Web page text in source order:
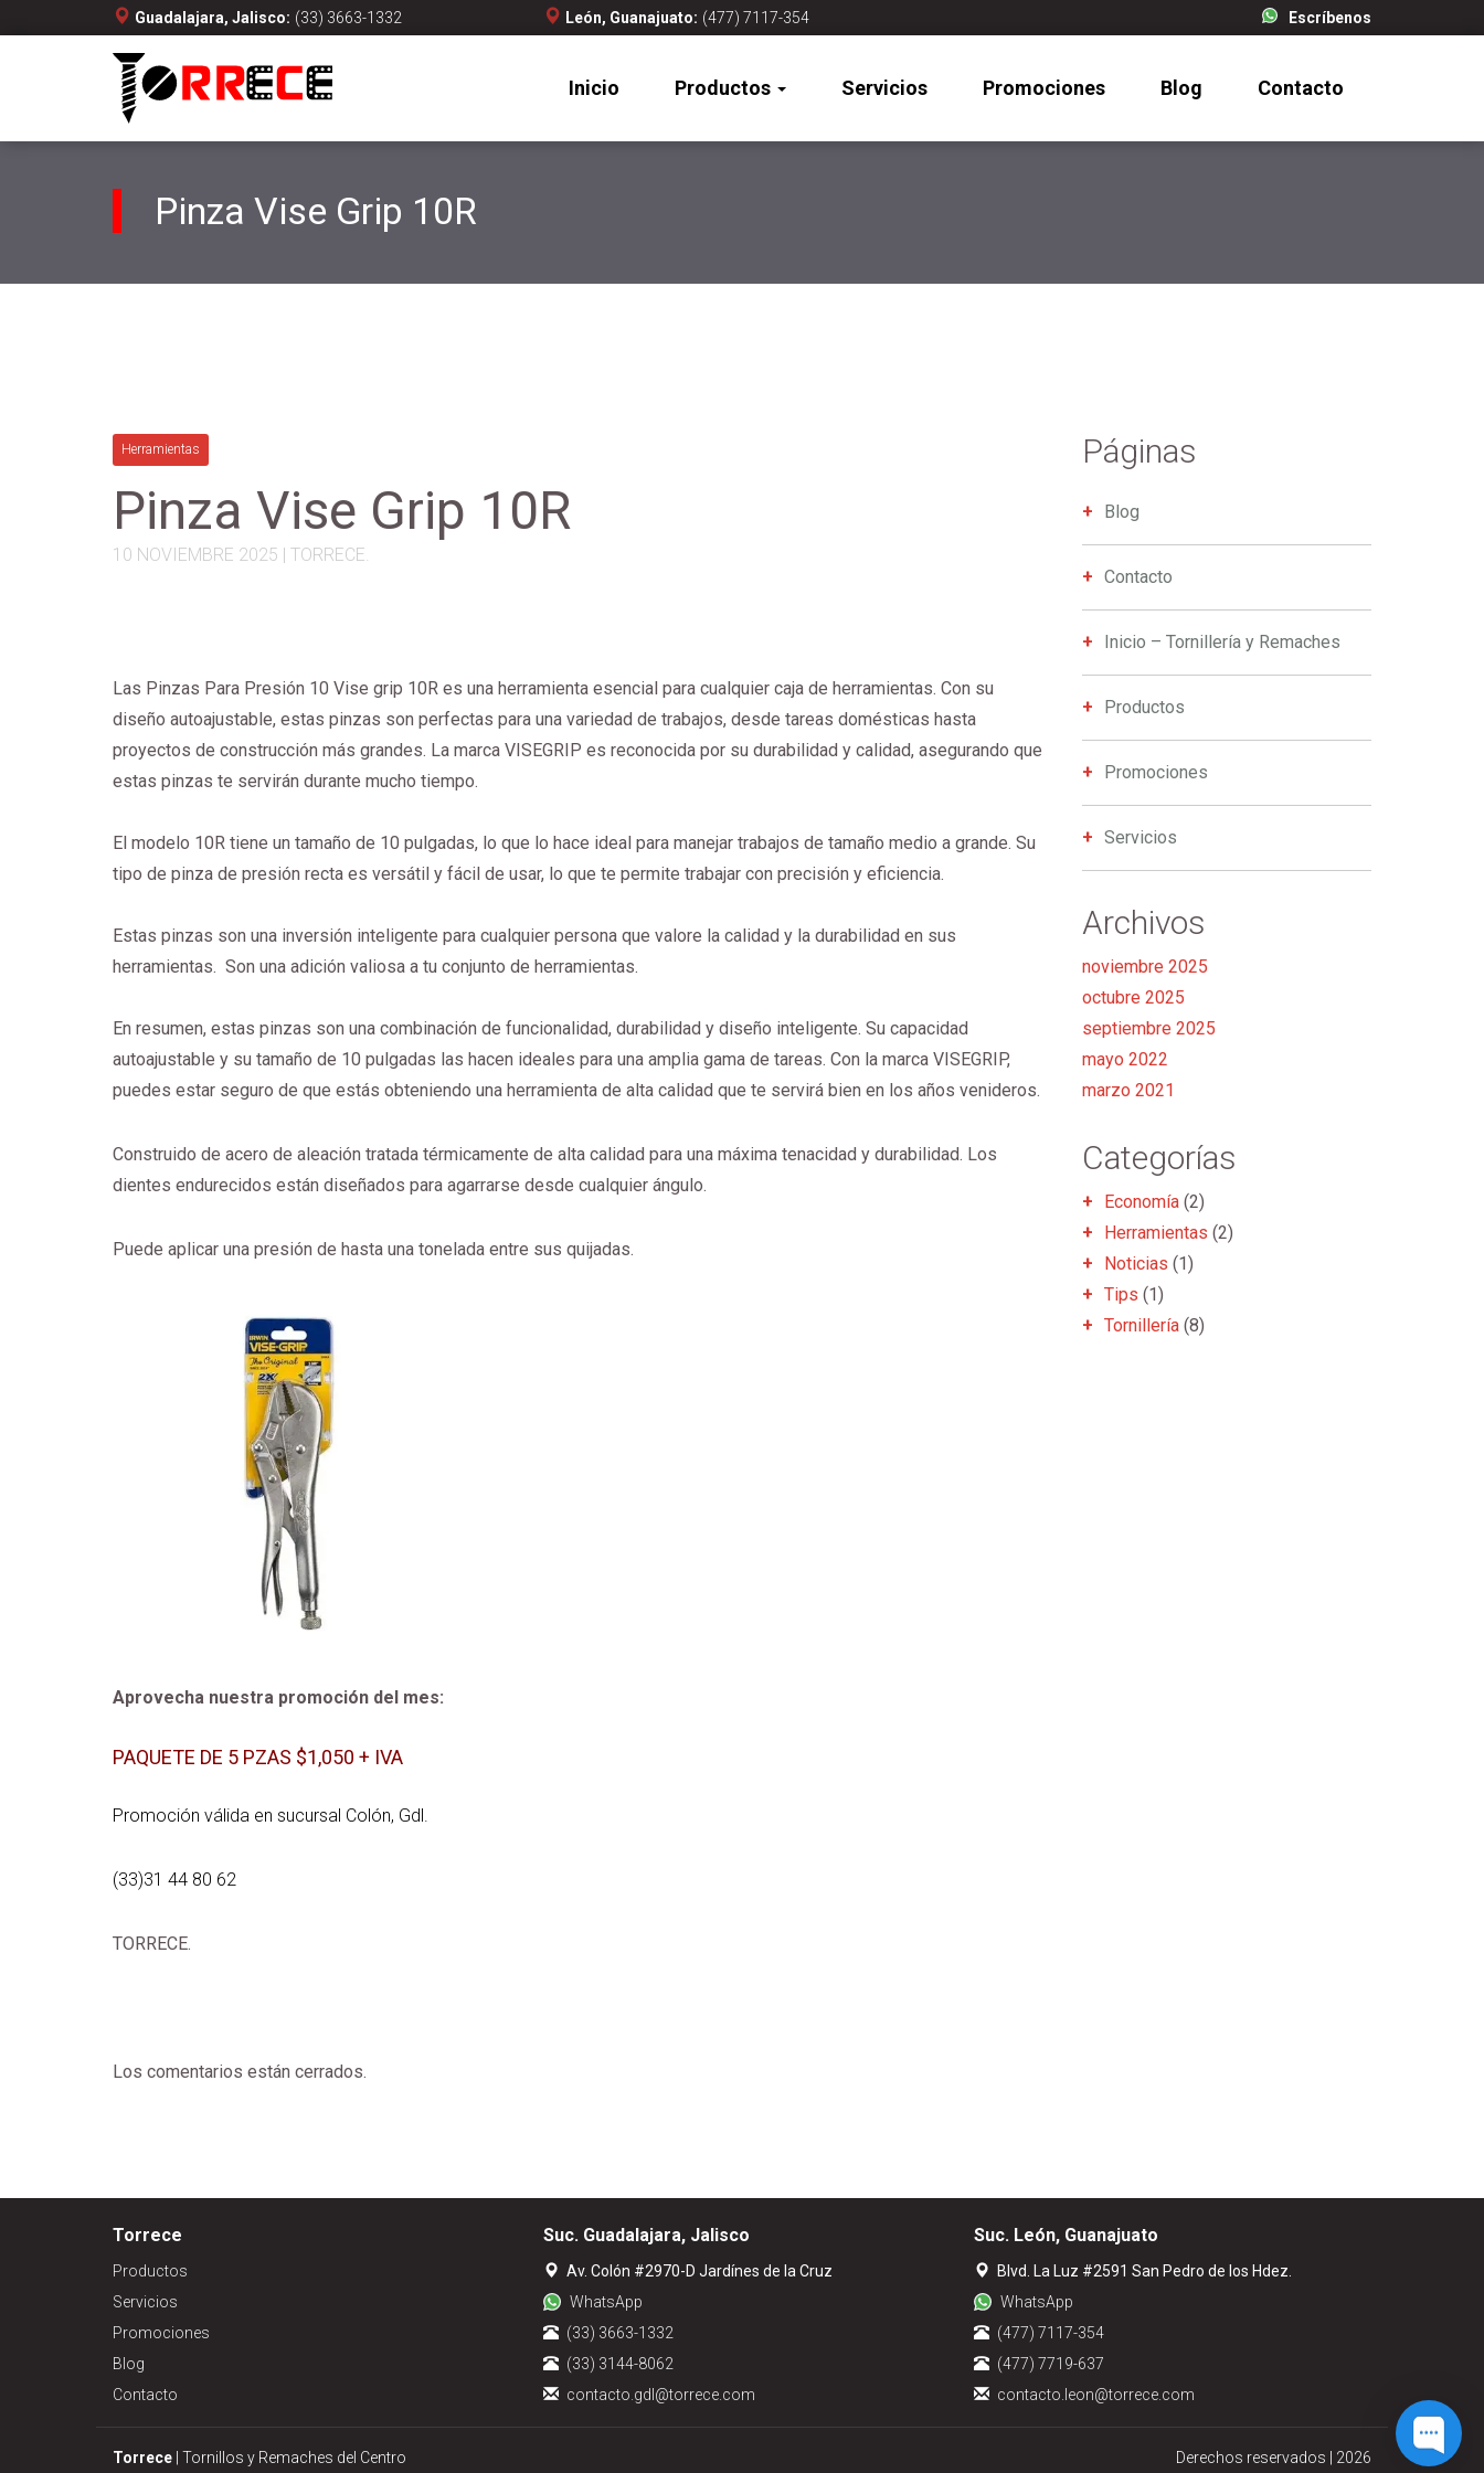
Guadalajara, Jalisco: (33) 3663-1332 León, Guanajuato: (477) 7117-354 Escríbenos
Inicio Productos Servicios Promociones Blog Contacto
Pinza Vise Grip 10R
Herramientas
Pinza Vise Grip 10R
10 NOVIEMBRE 2025 | TORRECE.
Las Pinzas Para Presión 10 Vise grip 10R es una herramienta esencial para cualquier caja de herramientas. Con su
diseño autoajustable, estas pinzas son perfectas para una variedad de trabajos, desde tareas domésticas hasta
proyectos de construcción más grandes. La marca VISEGRIP es reconocida por su durabilidad y calidad, asegurando que
estas pinzas te servirán durante mucho tiempo.
El modelo 10R tiene un tamaño de 10 pulgadas, lo que lo hace ideal para manejar trabajos de tamaño medio a grande. Su
tipo de pinza de presión recta es versátil y fácil de usar, lo que te permite trabajar con precisión y eficiencia.
Estas pinzas son una inversión inteligente para cualquier persona que valore la calidad y la durabilidad en sus
herramientas. Son una adición valiosa a tu conjunto de herramientas.
En resumen, estas pinzas son una combinación de funcionalidad, durabilidad y diseño inteligente. Su capacidad
autoajustable y su tamaño de 10 pulgadas las hacen ideales para una amplia gama de tareas. Con la marca VISEGRIP,
puedes estar seguro de que estás obteniendo una herramienta de alta calidad que te servirá bien en los años venideros.
Construido de acero de aleación tratada térmicamente de alta calidad para una máxima tenacidad y durabilidad. Los
dientes endurecidos están diseñados para agarrarse desde cualquier ángulo.
Puede aplicar una presión de hasta una tonelada entre sus quijadas.
Aprovecha nuestra promoción del mes:
PAQUETE DE 5 PZAS $1,050 + IVA
Promoción válida en sucursal Colón, Gdl.
(33)31 44 80 62
TORRECE.
Los comentarios están cerrados.
Páginas
Blog
Contacto
Inicio – Tornillería y Remaches
Productos
Promociones
Servicios
Archivos
noviembre 2025
octubre 2025
septiembre 2025
mayo 2022
marzo 2021
Categorías
Economía(2)
Herramientas (2)
Noticias (1)
Tips (1)
Tornillería(8)
Torrece
Productos
Servicios
Promociones
Blog
Contacto
Suc. Guadalajara, Jalisco
Av. Colón #2970-D Jardínes de la Cruz
WhatsApp
(33) 3663-1332
(33) 3144-8062
contacto.gdl@torrece.com
Suc. León, Guanajuato
Blvd. La Luz #2591 San Pedro de los Hdez.
WhatsApp
(477) 7117-354
(477) 7719-637
contacto.leon@torrece.com
Torrece | Tornillos y Remaches del Centro Derechos reservados | 2026